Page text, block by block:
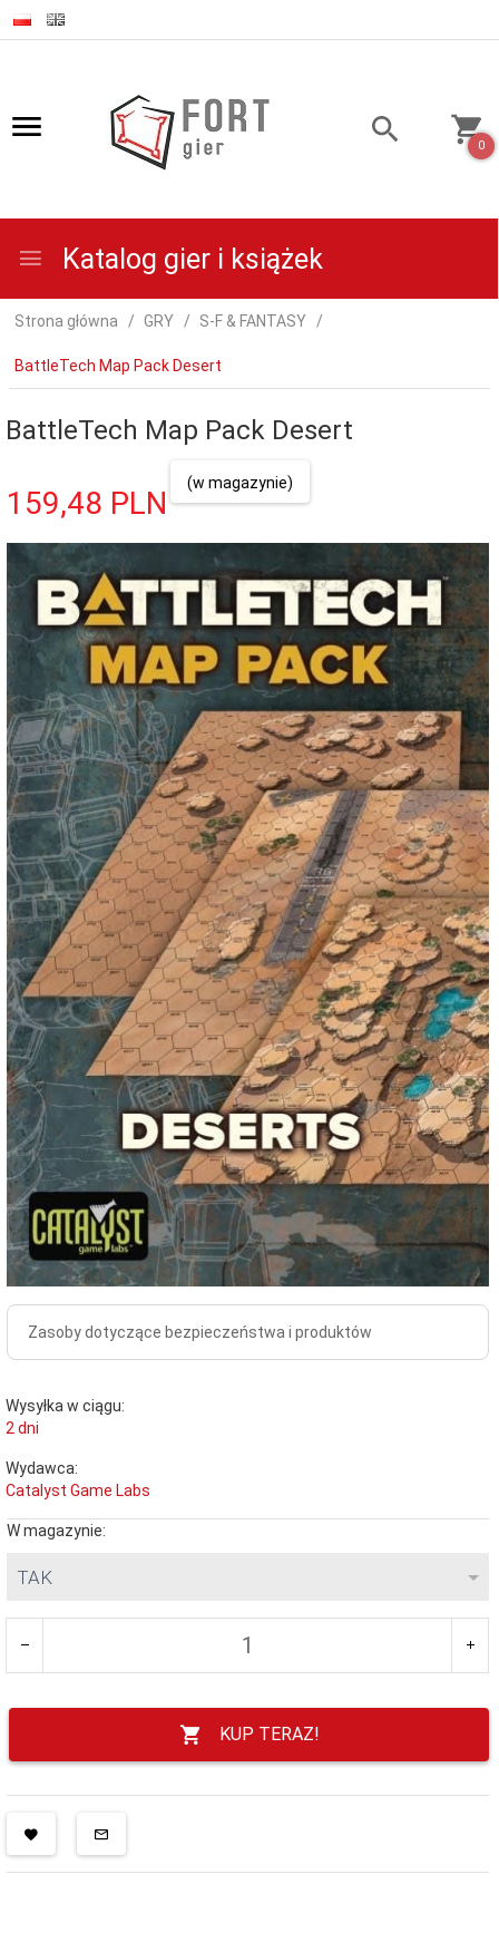
0
Katalog gier i książek
Strona główna GRY S-F & FANTASY
BattleTech Map Pack Desert
BattleTech Map Pack Desert
159,48 PLN
(w magazynie)
Zasoby dotyczące bezpieczeństwa i produktów
Wysyłka w ciągu:
2 dni
Wydawca:
Catalyst Game Labs
W magazynie:
TAK
KUP TERAZ!